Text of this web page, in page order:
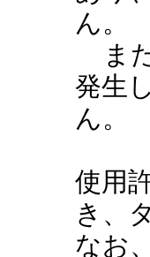
ん。
ま
発生
ん。
使用
き、
なお